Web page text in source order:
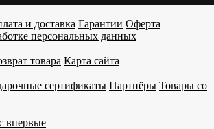
и доставка Гарантии Оферта
персональных данных
товара Карта сайта
сертификаты Партнёры Товары со
впервые